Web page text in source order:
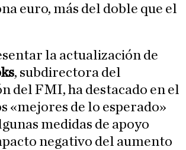
euro, más del doble que el
la actualización de
, subdirectora del
del FMI, ha destacado en el
«mejores de lo esperado»
medidas de apoyo
negativo del aumento